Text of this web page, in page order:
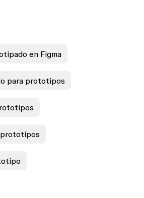
en Figma
para prototipos
prototipos